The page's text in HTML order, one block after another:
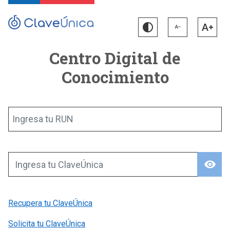
Centro Digital de
Conocimiento
Ingresa tu RUN
visibility
Ingresa tu ClaveÚnica
Recupera tu ClaveÚnica
Solicita tu ClaveÚnica